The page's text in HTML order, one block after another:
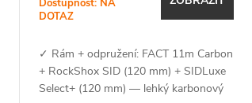
Dostupnost: NA
DOTAZ
✓ Rám + odpružení: FACT 11m Carbon
+ RockShox SID (120 mm) + SIDLuxe
Select+ (120 mm) — lehký karbonový